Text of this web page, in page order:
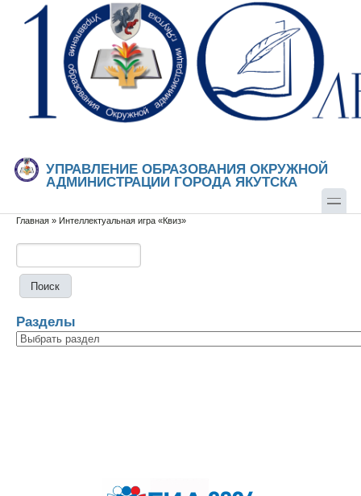
Перейти к основному содержанию
Skip to search
УПРАВЛЕНИЕ ОБРАЗОВАНИЯ ОКРУЖНОЙ
АДМИНИСТРАЦИИ ГОРОДА ЯКУТСКА
Вы здесь
Главная » Интеллектуальная игра «Квиз»
Разделы